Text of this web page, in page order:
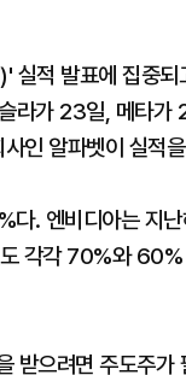
적 발표에 집중되
슬라가 23일, 메타
인 알파벳이 실적
. 엔비디아는 지
각각 70%와
받으려면 주도주